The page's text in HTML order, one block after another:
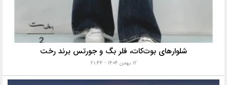
شلوارهای بوت‌کات، فلر بگ و جورتس برند رخت
۱۲ بهمن ۱۴۰۴ - ۲۱:۴۴